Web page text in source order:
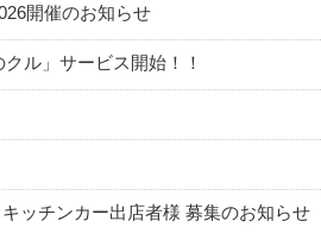
開催のお知らせ
ル」サービス開始！！
ッチンカー出店者様 募集のお知らせ